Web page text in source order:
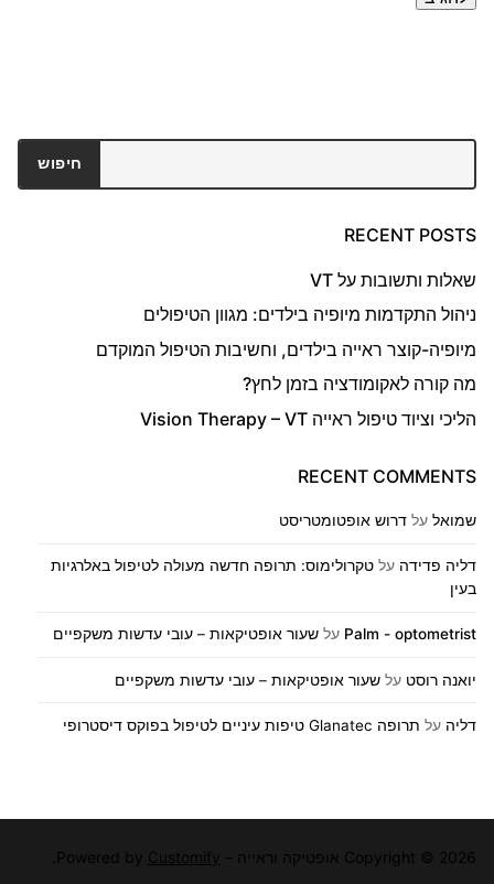
חיפוש
RECENT POSTS
שאלות ותשובות על VT
ניהול התקדמות מיופיה בילדים: מגוון הטיפולים
מיופיה-קוצר ראייה בילדים, וחשיבות הטיפול המוקדם
מה קורה לאקומודציה בזמן לחץ?
הליכי וציוד טיפול ראייה Vision Therapy – VT
RECENT COMMENTS
שמואל על דרוש אופטומטריסט
דליה פדידה על טקרולימוס: תרופה חדשה מעולה לטיפול באלרגיות
בעין
Palm - optometrist על שעור אופטיקאות – עובי עדשות משקפיים
יואנה רוסט על שעור אופטיקאות – עובי עדשות משקפיים
דליה על תרופה Glanatec טיפות עיניים לטיפול בפוקס דיסטרופי
Copyright © 2026 אופטיקה וראייה – Powered by Customify